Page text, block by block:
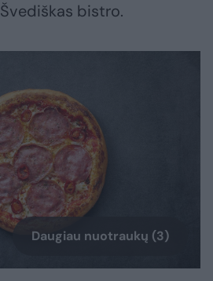
bistro.
Daugiau nuotraukų (3)